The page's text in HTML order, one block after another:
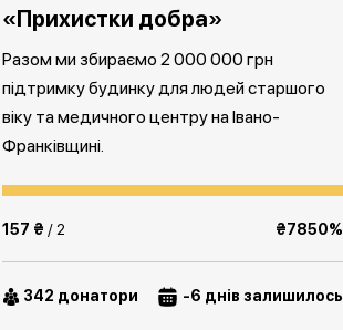
«Прихистки добра»
Разом ми збираємо 2 000 000 грн
підтримку будинку для людей старшого
віку та медичного центру на Івано-
Франківщині.
157 ₴ / 2 ₴7850%
342 донатори -6 днів залишилось